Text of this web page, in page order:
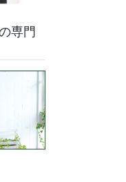
専門